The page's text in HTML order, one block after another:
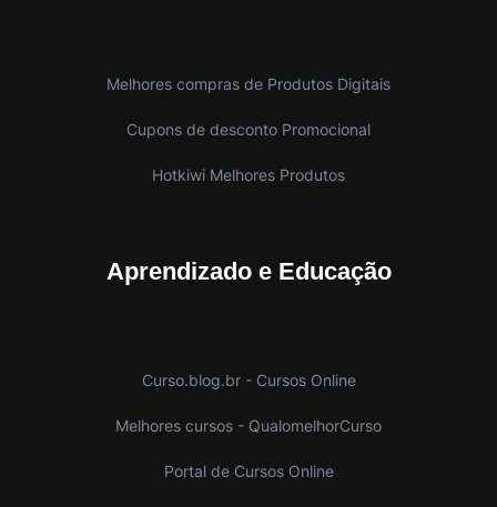
Melhores compras de Produtos Digitais
Cupons de desconto Promocional
Hotkiwi Melhores Produtos
Aprendizado e Educação
Curso.blog.br - Cursos Online
Melhores cursos - QualomelhorCurso
Portal de Cursos Online